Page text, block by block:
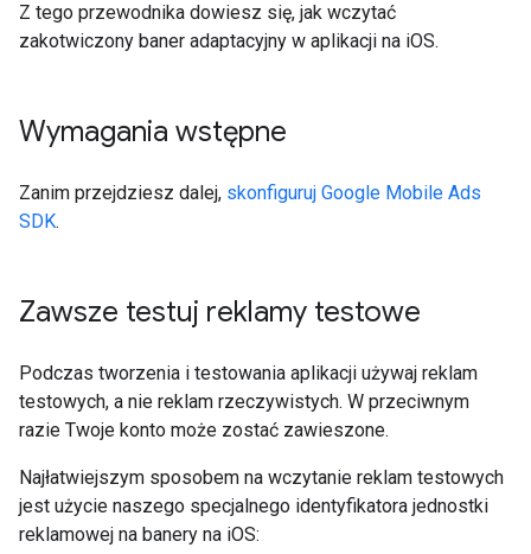
Z tego przewodnika dowiesz się, jak wczytać
zakotwiczony baner adaptacyjny w aplikacji na iOS.
Wymagania wstępne
Zanim przejdziesz dalej, skonfiguruj Google Mobile Ads
SDK.
Zawsze testuj reklamy testowe
Podczas tworzenia i testowania aplikacji używaj reklam
testowych, a nie reklam rzeczywistych. W przeciwnym
razie Twoje konto może zostać zawieszone.
Najłatwiejszym sposobem na wczytanie reklam testowych
jest użycie naszego specjalnego identyfikatora jednostki
reklamowej na banery na iOS: